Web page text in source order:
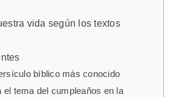
vida según los textos
bíblico más conocido
el tema del cumpleaños en la